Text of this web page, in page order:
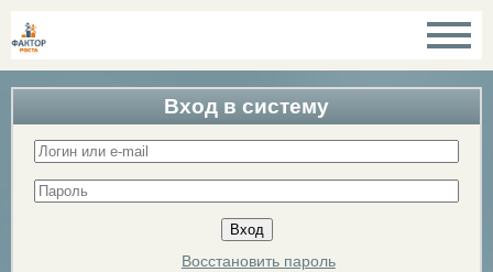
Вход в систему
Восстановить пароль